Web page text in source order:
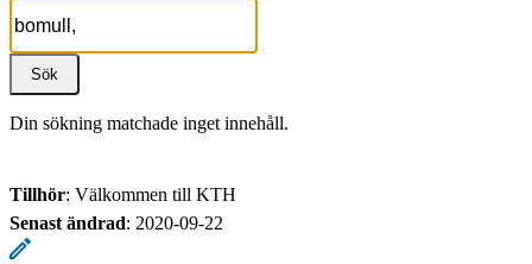
Din sökning matchade inget innehåll.
Tillhör: Välkommen till KTH
Senast ändrad: 2020-09-22